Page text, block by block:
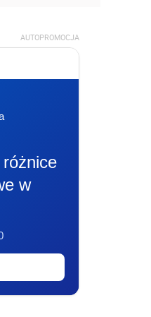
AUTOPROMOCJA
w